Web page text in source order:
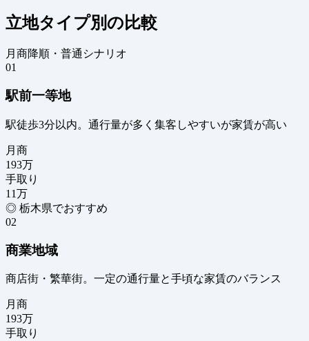
立地タイプ別の比較
月商降順・普通シナリオ
01
駅前一等地
駅徒歩3分以内。通行量が多く集客しやすいが家賃が高い
月商
193万
手取り
11万
◎ 栃木県でおすすめ
02
商業地域
商店街・繁華街。一定の通行量と手頃な家賃のバランス
月商
193万
手取り